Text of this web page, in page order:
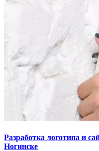
Разработка логотипа и
Ногинске